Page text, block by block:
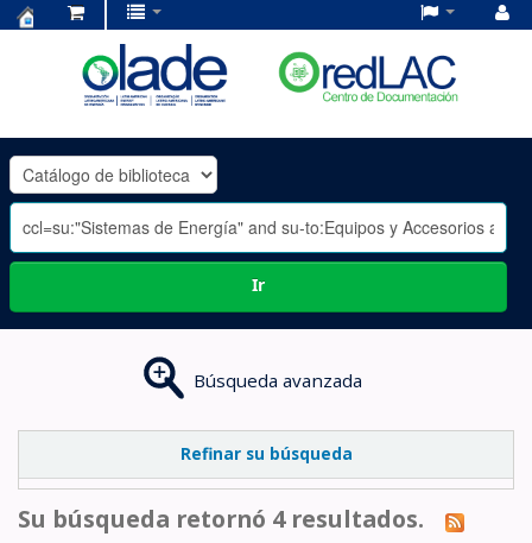
OLADE
-
Ir
Búsqueda avanzada
Refinar su búsqueda
Su búsqueda retornó 4 resultados.